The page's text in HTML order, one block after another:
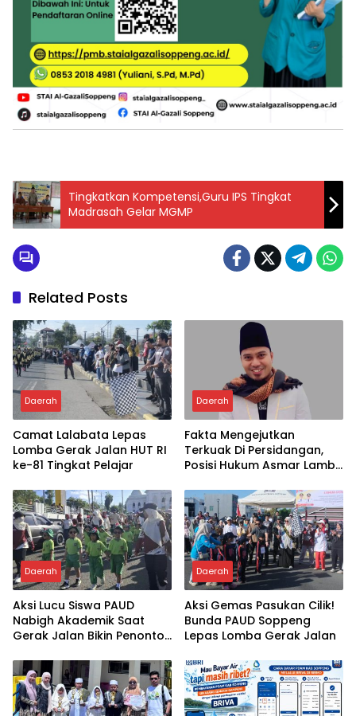
Tingkatkan Kompetensi,Guru IPS Tingkat
Madrasah Gelar MGMP
Related Posts
Daerah
Camat Lalabata Lepas
Lomba Gerak Jalan HUT RI
ke-81 Tingkat Pelajar
Daerah
Fakta Mengejutkan
Terkuak Di Persidangan,
Posisi Hukum Asmar Lambo
Daerah
Aksi Lucu Siswa PAUD
Nabigh Akademik Saat
Gerak Jalan Bikin Penonton
Daerah
Aksi Gemas Pasukan Cilik!
Bunda PAUD Soppeng
Lepas Lomba Gerak Jalan